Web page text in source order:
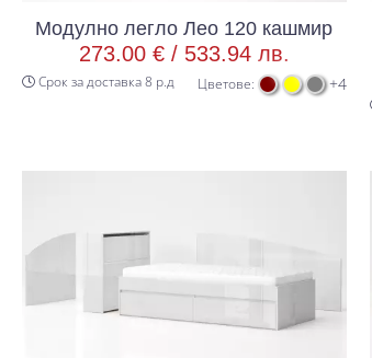
Модулно легло Лео 120 кашмир
273.00 € / 533.94 лв.
Срок за доставка 8 р.д Цветове: +4